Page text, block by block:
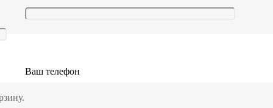
Ваш телефон